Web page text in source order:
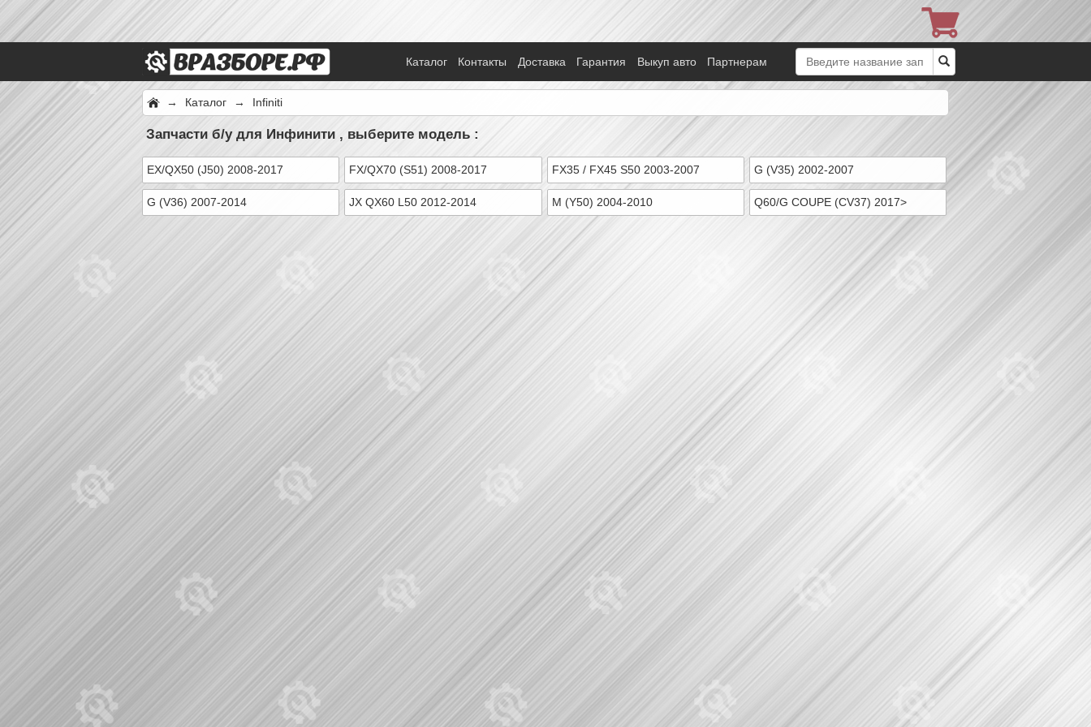
Каталог Контакты Доставка Гарантия Выкуп авто Партнерам
→ Каталог → Infiniti
Запчасти б/у для Инфинити , выберите модель :
EX/QX50 (J50) 2008-2017 FX/QX70 (S51) 2008-2017 FX35 / FX45 S50 2003-2007 G (V35) 2002-2007
G (V36) 2007-2014 JX QX60 L50 2012-2014 M (Y50) 2004-2010 Q60/G COUPE (CV37) 2017>